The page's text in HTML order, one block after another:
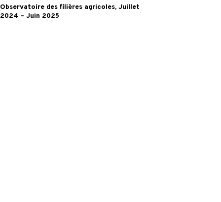
–
Septembre
des
Observatoire des filières agricoles, Juillet
2024 – Juin 2025